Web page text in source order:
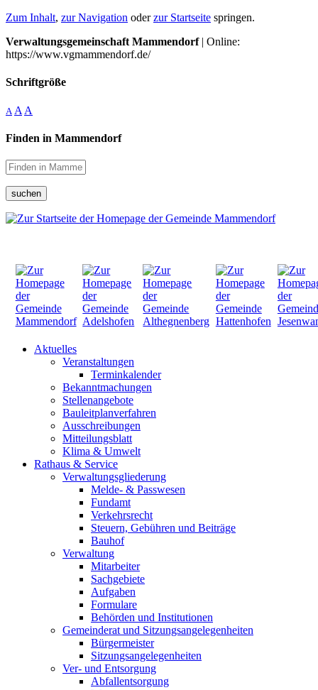
Zum Inhalt, zur Navigation oderzur Startseite springen.
Verwaltungsgemeinschaft Mammendorf| Online:
https://www.vgmammendorf.de/
Schriftgröße
A A A
Finden in Mammendorf
suchen
Aktuelles
Veranstaltungen
Terminkalender
Bekanntmachungen
Stellenangebote
Bauleitplanverfahren
Ausschreibungen
Mitteilungsblatt
Klima & Umwelt
Rathaus & Service
Verwaltungsgliederung
Melde- & Passwesen
Fundamt
Verkehrsrecht
Steuern, Gebühren und Beiträge
Bauhof
Verwaltung
Mitarbeiter
Sachgebiete
Aufgaben
Formulare
Behörden und Institutionen
Gemeinderat und Sitzungsangelegenheiten
Bürgermeister
Sitzungsangelegenheiten
Ver- und Entsorgung
Abfallentsorgung